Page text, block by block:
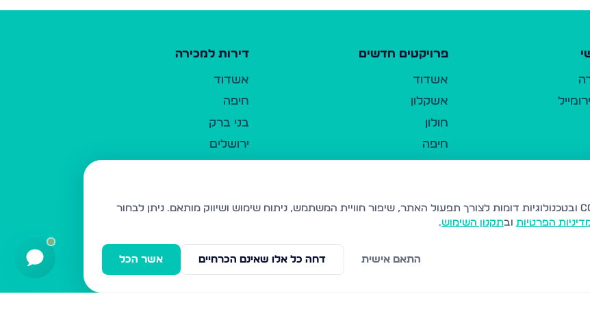
היחיד
פרויקטים חדשים
אשדוד
אשקלון
חולון
חיפה
נהריה
עמנואל
דירות למכירה
אשדוד
חיפה
בני ברק
ירושלים
בית שמש
ביתר עילית
ניתן לבחור
הפרטיות ובתקנון השימוש.
אשר הכל דחה כל אלו שאינם הכרחיים התאם אישית